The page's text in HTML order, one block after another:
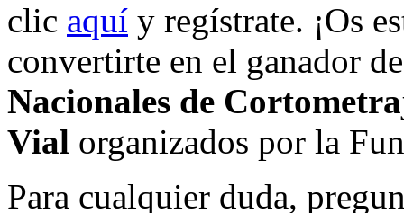
clic aquí y regístrate. ¡Os
convertirte en el ganador
Nacionales de
Vial organizados por la
Para cualquier duda,